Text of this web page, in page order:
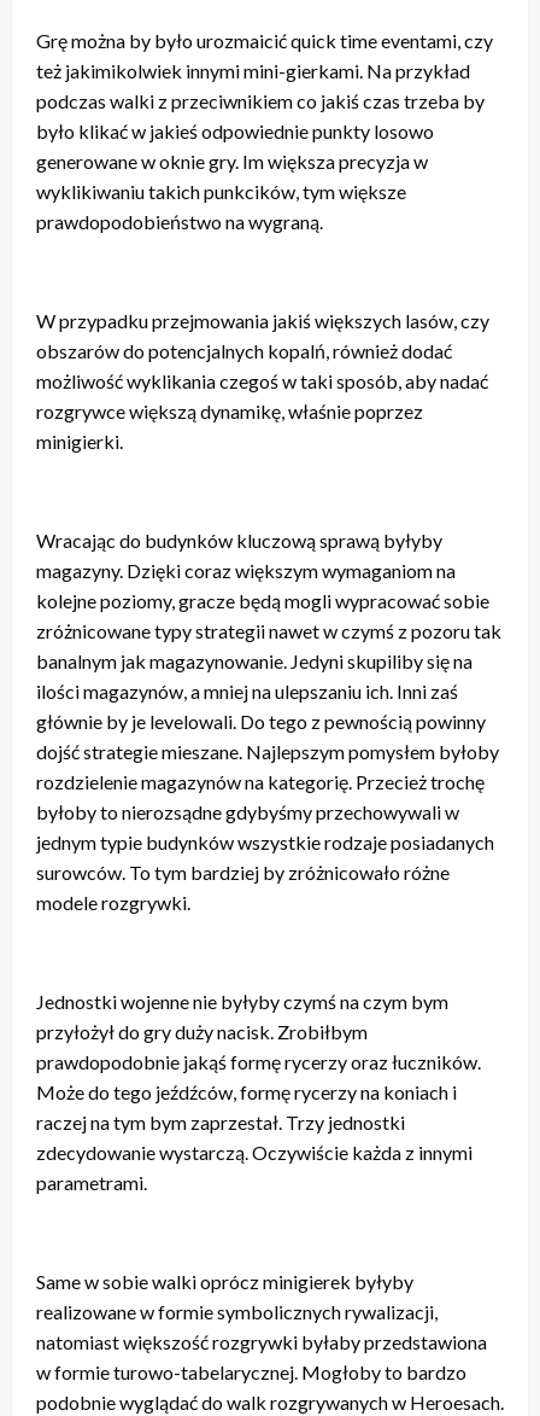
Grę można by było urozmaicić quick time eventami, czy
też jakimikolwiek innymi mini-gierkami. Na przykład
podczas walki z przeciwnikiem co jakiś czas trzeba by
było klikać w jakieś odpowiednie punkty losowo
generowane w oknie gry. Im większa precyzja w
wyklikiwaniu takich punkcików, tym większe
prawdopodobieństwo na wygraną.
W przypadku przejmowania jakiś większych lasów, czy
obszarów do potencjalnych kopalń, również dodać
możliwość wyklikania czegoś w taki sposób, aby nadać
rozgrywce większą dynamikę, właśnie poprzez
minigierki.
Wracając do budynków kluczową sprawą byłyby
magazyny. Dzięki coraz większym wymaganiom na
kolejne poziomy, gracze będą mogli wypracować sobie
zróżnicowane typy strategii nawet w czymś z pozoru tak
banalnym jak magazynowanie. Jedyni skupiliby się na
ilości magazynów, a mniej na ulepszaniu ich. Inni zaś
głównie by je levelowali. Do tego z pewnością powinny
dojść strategie mieszane. Najlepszym pomysłem byłoby
rozdzielenie magazynów na kategorię. Przecież trochę
byłoby to nierozsądne gdybyśmy przechowywali w
jednym typie budynków wszystkie rodzaje posiadanych
surowców. To tym bardziej by zróżnicowało różne
modele rozgrywki.
Jednostki wojenne nie byłyby czymś na czym bym
przyłożył do gry duży nacisk. Zrobiłbym
prawdopodobnie jakąś formę rycerzy oraz łuczników.
Może do tego jeźdźców, formę rycerzy na koniach i
raczej na tym bym zaprzestał. Trzy jednostki
zdecydowanie wystarczą. Oczywiście każda z innymi
parametrami.
Same w sobie walki oprócz minigierek byłyby
realizowane w formie symbolicznych rywalizacji,
natomiast większość rozgrywki byłaby przedstawiona
w formie turowo-tabelarycznej. Mogłoby to bardzo
podobnie wyglądać do walk rozgrywanych w Heroesach.